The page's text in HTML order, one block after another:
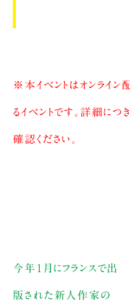
※本イベントはオンライ
るイベントです。詳細に
確認ください。
今年１月にフランスで出
版された新人作家の